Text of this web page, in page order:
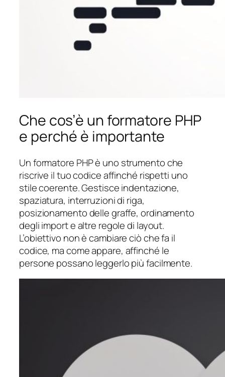
Che cos’è un formatore PHP
e perché è importante
Un formatore PHP è uno strumento che
riscrive il tuo codice affinché rispetti uno
stile coerente. Gestisce indentazione,
spaziatura, interruzioni di riga,
posizionamento delle graffe, ordinamento
degli import e altre regole di layout.
L’obiettivo non è cambiare ciò che fa il
codice, ma come appare, affinché le
persone possano leggerlo più facilmente.